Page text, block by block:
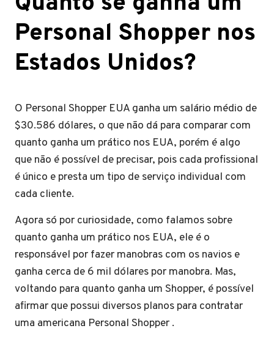
Personal Shopper nos
Estados Unidos?
O Personal Shopper EUA ganha um salário médio de
$30.586 dólares, o que não dá para comparar com
quanto ganha um prático nos EUA, porém é algo
que não é possível de precisar, pois cada profissional
é único e presta um tipo de serviço individual com
cada cliente.
Agora só por curiosidade, como falamos sobre
quanto ganha um prático nos EUA, ele é o
responsável por fazer manobras com os navios e
ganha cerca de 6 mil dólares por manobra. Mas,
voltando para quanto ganha um Shopper, é possível
afirmar que possui diversos planos para contratar
uma americana Personal Shopper .